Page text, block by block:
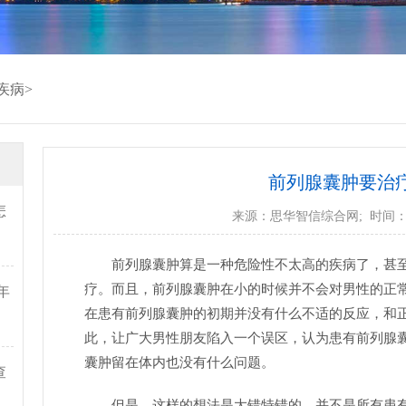
病>
前列腺囊肿要治
来源： 思华智信综合网 ; 时间
前列腺囊肿算是一种危险性不太高的疾病了，甚
疗。而且，前列腺囊肿在小的时候并不会对男性的正
在患有前列腺囊肿的初期并没有什么不适的反应，和
此，让广大男性朋友陷入一个误区，认为患有前列腺
囊肿留在体内也没有什么问题。